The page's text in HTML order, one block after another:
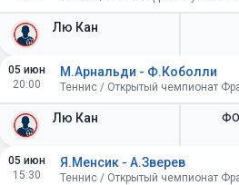
Лю Кан
05 июн
20:00
Лю Кан
М.Арнальди - Ф.Коболли
05 июн
15:30
Я.Менсик - А.Зверев